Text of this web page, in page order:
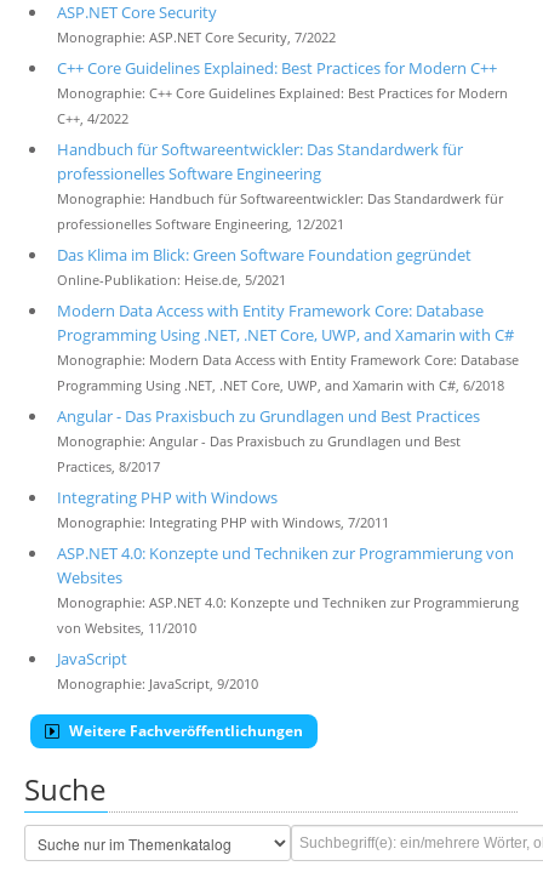
ASP.NET Core Security
Monographie: ASP.NET Core Security, 7/2022
C++ Core Guidelines Explained: Best Practices for Modern C++
Monographie: C++ Core Guidelines Explained: Best Practices for Modern
C++, 4/2022
Handbuch für Softwareentwickler: Das Standardwerk für
professionelles Software Engineering
Monographie: Handbuch für Softwareentwickler: Das Standardwerk für
professionelles Software Engineering, 12/2021
Das Klima im Blick: Green Software Foundation gegründet
Online-Publikation: Heise.de, 5/2021
Modern Data Access with Entity Framework Core: Database
Programming Using .NET, .NET Core, UWP, and Xamarin with C#
Monographie: Modern Data Access with Entity Framework Core: Database
Programming Using .NET, .NET Core, UWP, and Xamarin with C#, 6/2018
Angular - Das Praxisbuch zu Grundlagen und Best Practices
Monographie: Angular - Das Praxisbuch zu Grundlagen und Best
Practices, 8/2017
Integrating PHP with Windows
Monographie: Integrating PHP with Windows, 7/2011
ASP.NET 4.0: Konzepte und Techniken zur Programmierung von
Websites
Monographie: ASP.NET 4.0: Konzepte und Techniken zur Programmierung
von Websites, 11/2010
JavaScript
Monographie: JavaScript, 9/2010
Weitere Fachveröffentlichungen
Suche